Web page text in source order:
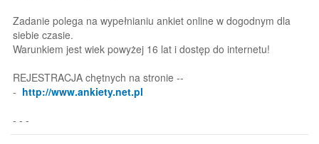
Zadanie polega na wypełnianiu ankiet online w dogodnym dla
siebie czasie.
Warunkiem jest wiek powyżej 16 lat i dostęp do internetu!
REJESTRACJA chętnych na stronie --
- http://www.ankiety.net.pl
- - -